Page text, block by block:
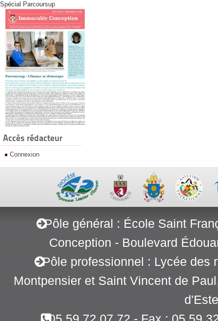
Spécial Parcoursup
Accès rédacteur
Connexion
Pôle général : École Saint
Conception - Boulevard
Pôle professionnel : Lycée des
Montpensier et Saint Vincent de